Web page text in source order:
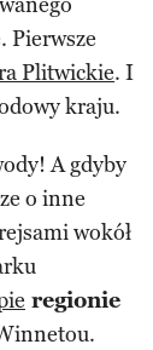
Pierwsze
Plitwickie. I
kraju.
A gdyby
o inne
wokół
regionie